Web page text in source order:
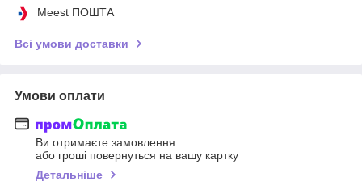
Meest ПОШТА
Всі умови доставки
Умови оплати
Ви отримаєте замовлення
або гроші повернуться на вашу картку
Детальніше